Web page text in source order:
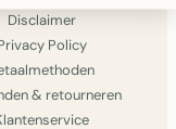
Disclaimer
Policy
& retourneren